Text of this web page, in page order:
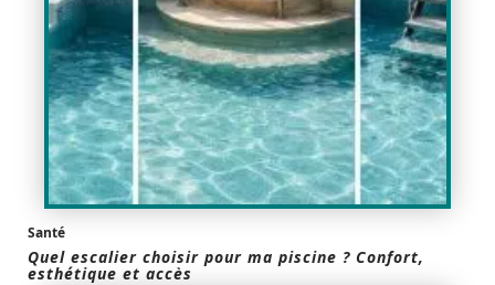
Santé
Quel escalier choisir pour ma piscine ? Confort,
esthétique et accès